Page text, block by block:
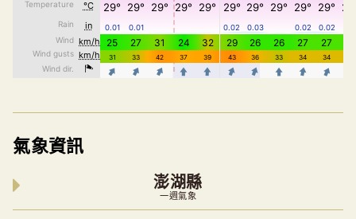
氣象資訊
澎湖縣
一週氣象